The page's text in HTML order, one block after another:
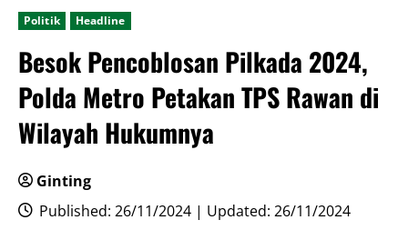
Politik Headline
Besok Pencoblosan Pilkada 2024,
Polda Metro Petakan TPS Rawan di
Wilayah Hukumnya
Ginting
Published: 26/11/2024 | Updated: 26/11/2024